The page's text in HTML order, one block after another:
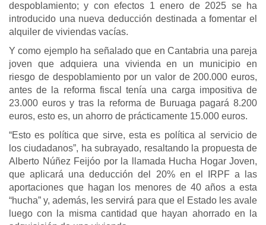
despoblamiento; y con efectos 1 enero de 2025 se ha
introducido una nueva deducción destinada a fomentar el
alquiler de viviendas vacías.
Y como ejemplo ha señalado que en Cantabria una pareja
joven que adquiera una vivienda en un municipio en
riesgo de despoblamiento por un valor de 200.000 euros,
antes de la reforma fiscal tenía una carga impositiva de
23.000 euros y tras la reforma de Buruaga pagará 8.200
euros, esto es, un ahorro de prácticamente 15.000 euros.
“Esto es política que sirve, esta es política al servicio de
los ciudadanos”, ha subrayado, resaltando la propuesta de
Alberto Núñez Feijóo por la llamada Hucha Hogar Joven,
que aplicará una deducción del 20% en el IRPF a las
aportaciones que hagan los menores de 40 años a esta
“hucha” y, además, les servirá para que el Estado les avale
luego con la misma cantidad que hayan ahorrado en la